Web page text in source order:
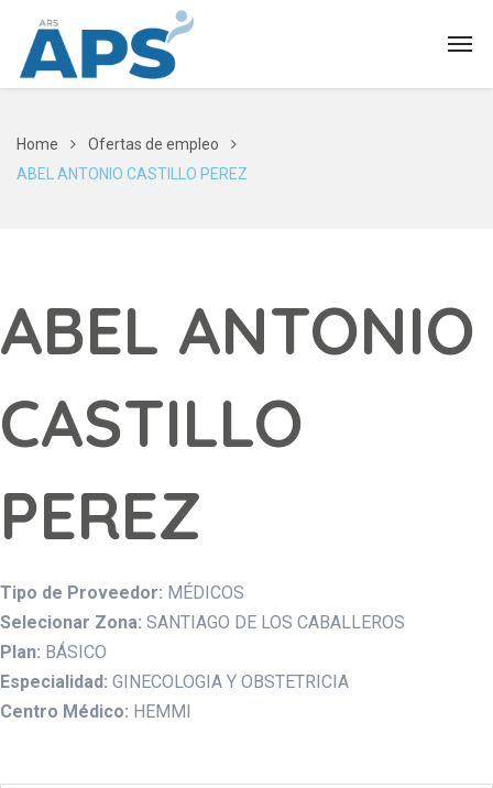
Home
Ofertas de empleo
ABEL ANTONIO CASTILLO PEREZ
ABEL ANTONIO
CASTILLO
PEREZ
Tipo de Proveedor: MÉDICOS
Selecionar Zona: SANTIAGO DE LOS CABALLEROS
Plan: BÁSICO
Especialidad: GINECOLOGIA Y OBSTETRICIA
Centro Médico: HEMMI